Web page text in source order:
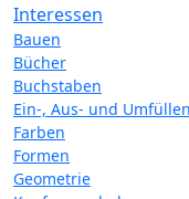
Interessen
Bauen
Bücher
Buchstaben
Ein-, Aus- und Umfüllen
Farben
Formen
Geometrie